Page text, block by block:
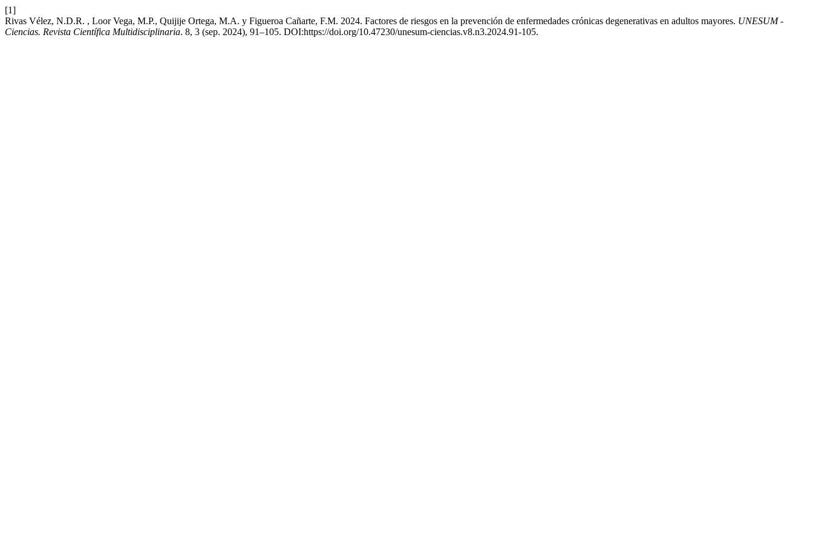
[1]
Rivas Vélez, N.D.R. , Loor Vega, M.P., Quijije Ortega, M.A. y Figueroa Cañarte, F.M. 2024. Factores de riesgos en la prevención de enfermedades crónicas degenerativas en adultos mayores. UNESUM -
Ciencias. Revista Científica Multidisciplinaria. 8, 3 (sep. 2024), 91–105. DOI:https://doi.org/10.47230/unesum-ciencias.v8.n3.2024.91-105.